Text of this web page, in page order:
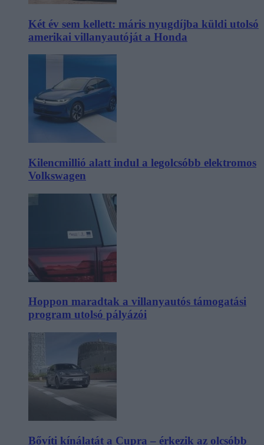
Két év sem kellett: máris nyugdíjba küldi utolsó
amerikai villanyautóját a Honda
Kilencmillió alatt indul a legolcsóbb elektromos
Volkswagen
Hoppon maradtak a villanyautós támogatási
program utolsó pályázói
Bővíti kínálatát a Cupra – érkezik az olcsóbb